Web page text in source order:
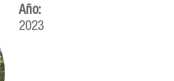
Año:
2023